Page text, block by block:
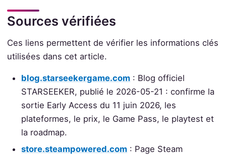
Sources vérifiées
Ces liens permettent de vérifier les informations clés
utilisées dans cet article.
blog.starseekergame.com : Blog officiel
STARSEEKER, publié le 2026-05-21 : confirme la
sortie Early Access du 11 juin 2026, les
plateformes, le prix, le Game Pass, le playtest et
la roadmap.
store.steampowered.com : Page Steam